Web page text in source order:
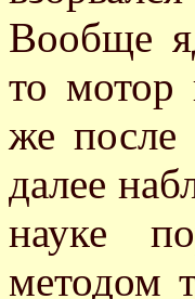
Вообще
то мотор
же после
далее
науке
методом